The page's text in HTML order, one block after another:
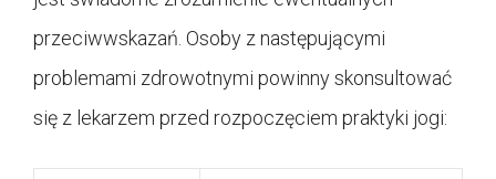
przeciwwskazań. Osoby z następującymi
problemami zdrowotnymi powinny skonsultować
się z lekarzem przed rozpoczęciem praktyki jogi: